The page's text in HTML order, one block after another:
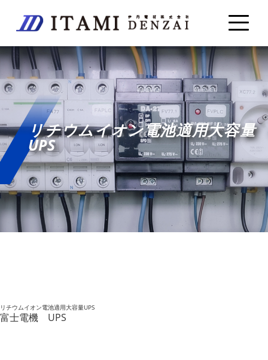
リチウムイオン電池適用大容量
UPS
リチウムイオン電池適用大容量UPS
富士電機 UPS